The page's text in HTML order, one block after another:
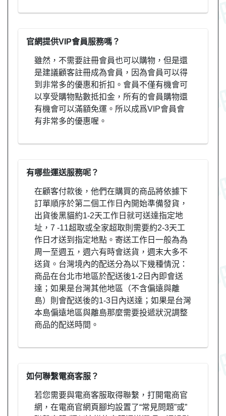
官網提供VIP會員服務嗎？
雖然，不需要註冊會員也可以購物，但是還
是建議顧客註冊成為會員，因為會員可以得
到非常多的優惠和折扣。會員不僅有機會可
以享受購物點數抵扣金，所有的會員購物還
有機會可以滿額免運。所以成爲VIP會員會
有非常多的優惠喔。
有哪些運送服務呢？
在顧客付款後，他們在購買的商品將依據下
訂單順序於第二個工作日內開始準備發貨，
出貨後黑貓約1-2天工作日就可送達指定地
址，7 -11超取或全家超取則需要約2-3天工
作日才送到指定地點。寄送工作日一般為為
周一至週五，週六有時會送貨，週末大多不
送貨。台灣境內的配送分為以下幾種情況：
商品在台北市地區於配送後1-2日內即會送
達；如果是台灣其他地區（不含偏遠與離
島）則會配送後的1-3日內送達；如果是台灣
本島偏遠地區與離島那麼需要投遞狀況調整
商品的配送時間。
如何聯繫電商客服？
若您需要與電商客服取得聯繫，打開電商官
網，在電商官網頁腳均設置了“常見問題”或”